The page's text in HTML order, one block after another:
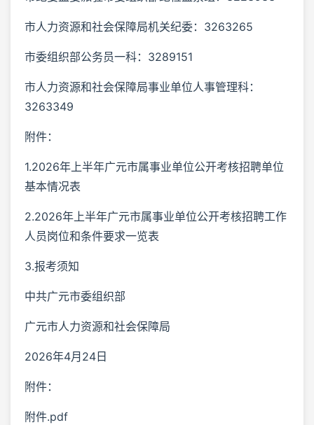
市人力资源和社会保障局机关纪委：3263265
市委组织部公务员一科：3289151
市人力资源和社会保障局事业单位人事管理科：
3263349
附件：
1.2026年上半年广元市属事业单位公开考核招聘单位
基本情况表
2.2026年上半年广元市属事业单位公开考核招聘工作
人员岗位和条件要求一览表
3.报考须知
中共广元市委组织部
广元市人力资源和社会保障局
2026年4月24日
附件：
附件.pdf